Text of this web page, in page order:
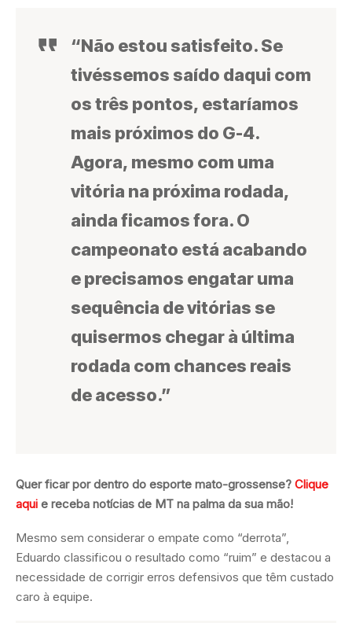
“Não estou satisfeito. Se
tivéssemos saído daqui com
os três pontos, estaríamos
mais próximos do G-4.
Agora, mesmo com uma
vitória na próxima rodada,
ainda ficamos fora. O
campeonato está acabando
e precisamos engatar uma
sequência de vitórias se
quisermos chegar à última
rodada com chances reais
de acesso.”
Quer ficar por dentro do esporte mato-grossense? Clique
aqui e receba notícias de MT na palma da sua mão!
Mesmo sem considerar o empate como “derrota”,
Eduardo classificou o resultado como “ruim” e destacou a
necessidade de corrigir erros defensivos que têm custado
caro à equipe.